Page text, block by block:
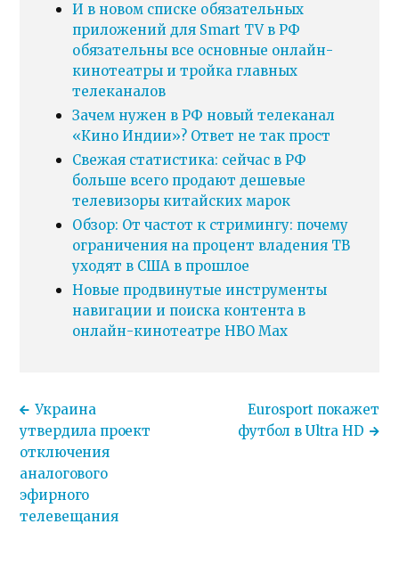
И в новом списке обязательных
приложений для Smart TV в РФ
обязательны все основные онлайн-
кинотеатры и тройка главных
телеканалов
Зачем нужен в РФ новый телеканал
«Кино Индии»? Ответ не так прост
Свежая статистика: сейчас в РФ
больше всего продают дешевые
телевизоры китайских марок
Обзор: От частот к стримингу: почему
ограничения на процент владения ТВ
уходят в США в прошлое
Новые продвинутые инструменты
навигации и поиска контента в
онлайн-кинотеатре HBO Max
Украина
утвердила проект
отключения
аналогового
эфирного
телевещания
Eurosport покажет
футбол в Ultra HD